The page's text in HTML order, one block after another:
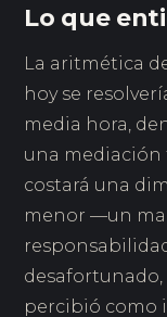
Lo que
La aritmética
hoy se
media hora,
una mediación
costará una
menor —un
percibió como